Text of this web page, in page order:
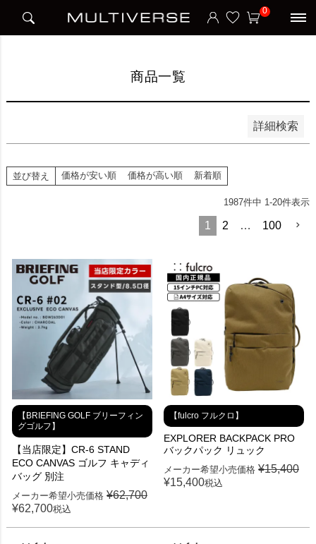
0
商品一覧
詳細検索
並び順
新着順
並び替え 価格が安い順 価格が高い順 新着順
1987件中 1-20件表示
1 2 … 100
【BRIEFING GOLF ブリーフィン
グゴルフ】
【当店限定】CR-6 STAND
ECO CANVAS ゴルフ キャディ
バッグ 別注
メーカー希望小売価格 ¥62,700
¥62,700税込
【fulcro フルクロ】
EXPLORER BACKPACK PRO
バックパック リュック
メーカー希望小売価格 ¥15,400
¥15,400税込